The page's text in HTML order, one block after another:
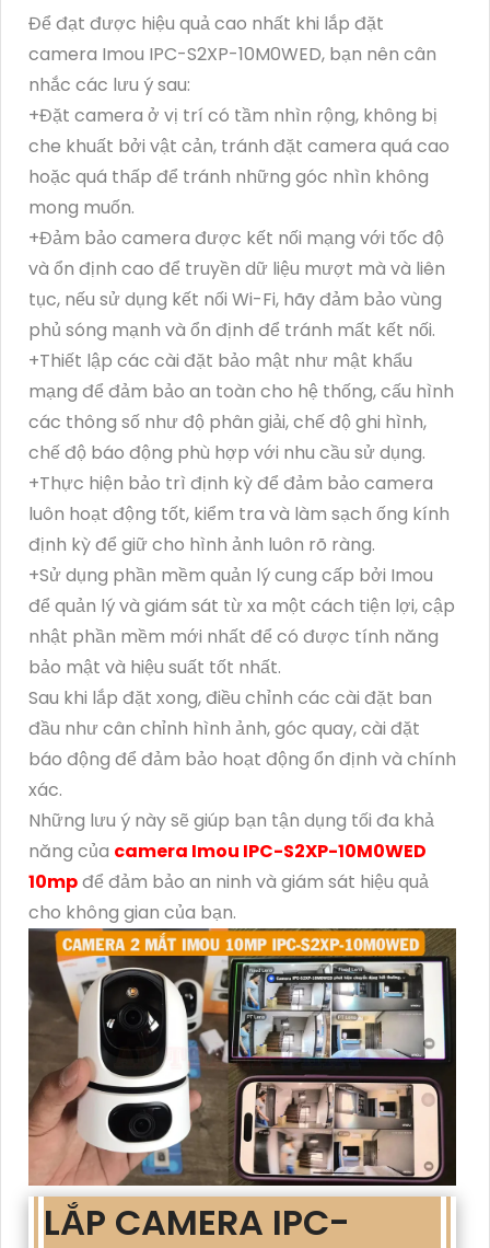
Để đạt được hiệu quả cao nhất khi lắp đặt
camera Imou IPC-S2XP-10M0WED, bạn nên cân
nhắc các lưu ý sau:
+Đặt camera ở vị trí có tầm nhìn rộng, không bị
che khuất bởi vật cản, tránh đặt camera quá cao
hoặc quá thấp để tránh những góc nhìn không
mong muốn.
+Đảm bảo camera được kết nối mạng với tốc độ
và ổn định cao để truyền dữ liệu mượt mà và liên
tục, nếu sử dụng kết nối Wi-Fi, hãy đảm bảo vùng
phủ sóng mạnh và ổn định để tránh mất kết nối.
+Thiết lập các cài đặt bảo mật như mật khẩu
mạng để đảm bảo an toàn cho hệ thống, cấu hình
các thông số như độ phân giải, chế độ ghi hình,
chế độ báo động phù hợp với nhu cầu sử dụng.
+Thực hiện bảo trì định kỳ để đảm bảo camera
luôn hoạt động tốt, kiểm tra và làm sạch ống kính
định kỳ để giữ cho hình ảnh luôn rõ ràng.
+Sử dụng phần mềm quản lý cung cấp bởi Imou
để quản lý và giám sát từ xa một cách tiện lợi, cập
nhật phần mềm mới nhất để có được tính năng
bảo mật và hiệu suất tốt nhất.
Sau khi lắp đặt xong, điều chỉnh các cài đặt ban
đầu như cân chỉnh hình ảnh, góc quay, cài đặt
báo động để đảm bảo hoạt động ổn định và chính
xác.
Những lưu ý này sẽ giúp bạn tận dụng tối đa khả
năng của camera Imou IPC-S2XP-10M0WED
10mpđể đảm bảo an ninh và giám sát hiệu quả
cho không gian của bạn.
LẮP CAMERA IPC-